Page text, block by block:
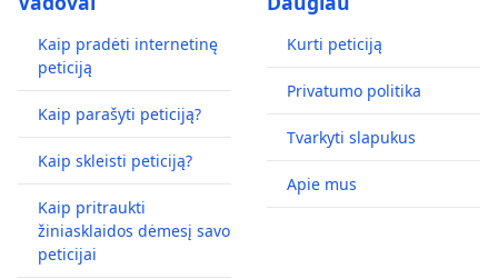
Kaip pradėti internetinę
peticiją
Kaip parašyti peticiją?
Kaip skleisti peticiją?
Kaip pritraukti
žiniasklaidos dėmesį savo
peticijai
Kurti peticiją
Privatumo politika
Tvarkyti slapukus
Apie mus